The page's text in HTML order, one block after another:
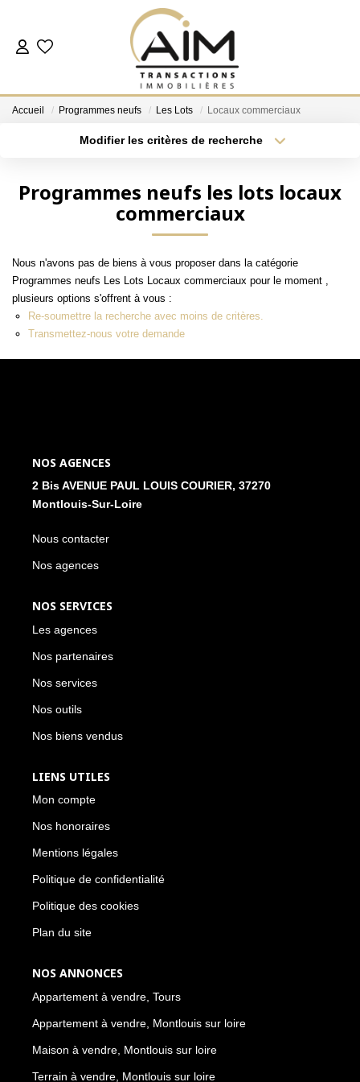
ACHETER
Les Agences
Nous Rejoindre
Nos Témoignages
Nos Partenaires
Accueil Programmes neufs Les Lots Locaux commerciaux
Modifier les critères de recherche
Surface min Budget max
Programmes neufs les lots locaux
commerciaux
Nous n'avons pas de biens à vous proposer dans la catégorie
Programmes neufs Les Lots Locaux commerciaux pour le moment ,
plusieurs options s'offrent à vous :
Re-soumettre la recherche avec moins de critères.
Transmettez-nous votre demande
NOS AGENCES
2 Bis AVENUE PAUL LOUIS COURIER, 37270
Montlouis-Sur-Loire
Nous contacter
Nos agences
NOS SERVICES
Les agences
Nos partenaires
Nos services
Nos outils
Nos biens vendus
LIENS UTILES
Mon compte
Nos honoraires
Mentions légales
Politique de confidentialité
Politique des cookies
Plan du site
NOS ANNONCES
Appartement à vendre, Tours
Appartement à vendre, Montlouis sur loire
Maison à vendre, Montlouis sur loire
Terrain à vendre, Montlouis sur loire